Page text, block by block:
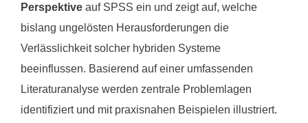
Perspektiveauf SPSS ein und zeigt auf, welche
bislang ungelösten Herausforderungen die
Verlässlichkeit solcher hybriden Systeme
beeinflussen. Basierend auf einer umfassenden
Literaturanalyse werden zentrale Problemlagen
identifiziert und mit praxisnahen Beispielen illustriert.